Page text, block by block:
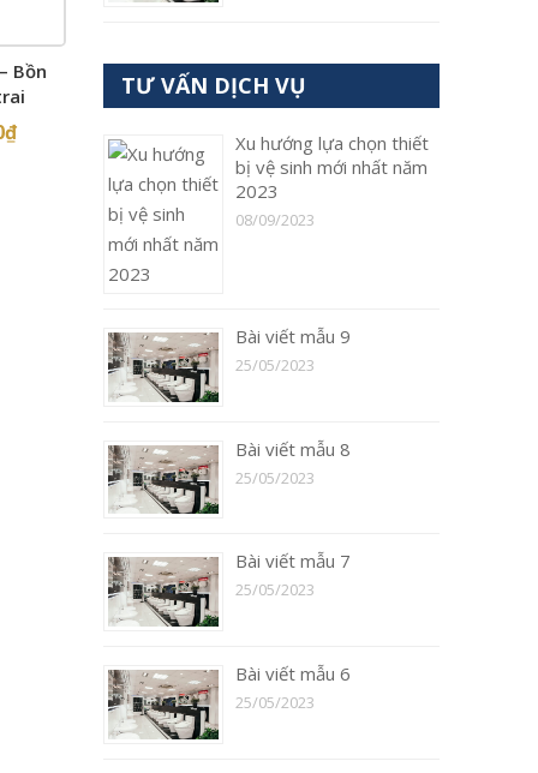
Bồn
₫
TƯ VẤN DỊCH VỤ
Xu hướng lựa chọn thiết
bị vệ sinh mới nhất năm
2023
08/09/2023
Bài viết mẫu 9
25/05/2023
Bài viết mẫu 8
25/05/2023
Bài viết mẫu 7
25/05/2023
Bài viết mẫu 6
25/05/2023